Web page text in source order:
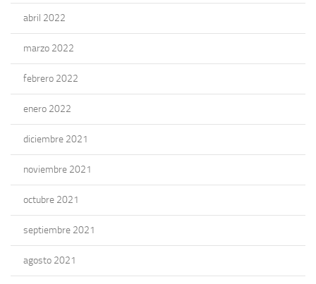
abril 2022
marzo 2022
febrero 2022
enero 2022
diciembre 2021
noviembre 2021
octubre 2021
septiembre 2021
agosto 2021